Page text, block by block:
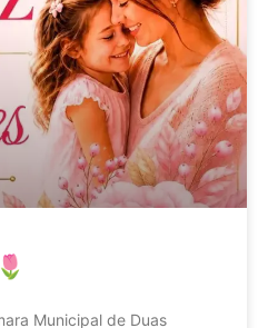
Municipal de Duas